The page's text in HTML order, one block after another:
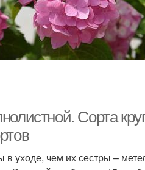
Сорта
уходе, чем их сестры –